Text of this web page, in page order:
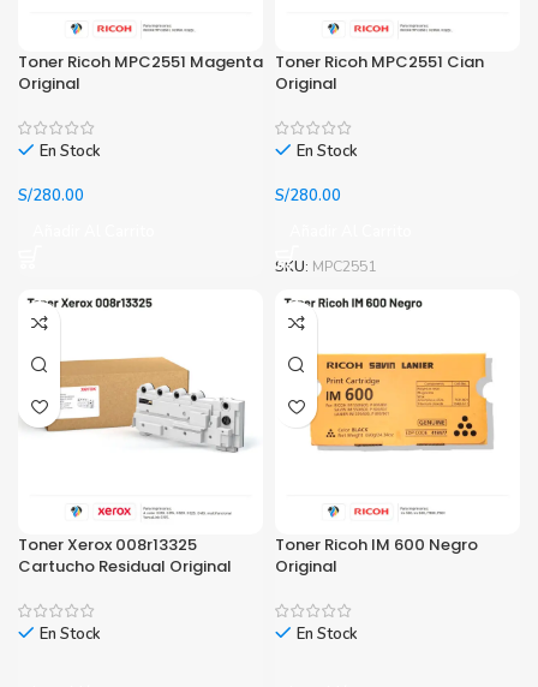
Toner Ricoh MPC2551 Magenta
Original
En Stock
S/280.00
Toner Ricoh MPC2551 Cian
Original
En Stock
S/280.00
SKU: MPC2551
Toner Xerox 008r13325
Cartucho Residual Original
En Stock
Toner Ricoh IM 600 Negro
Original
En Stock